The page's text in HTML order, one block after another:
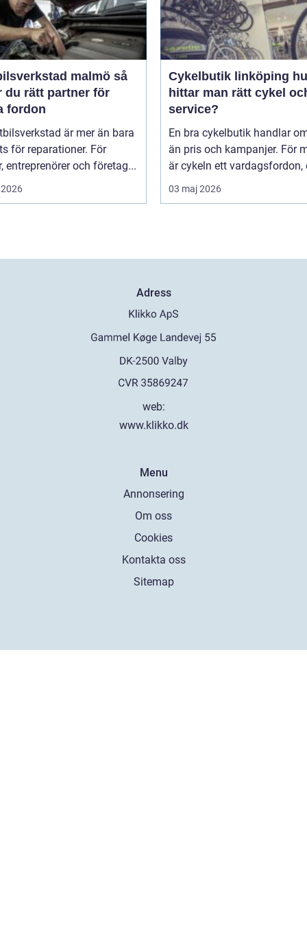
malmö så
du rätt partner för
fordon
är mer än bara
för reparationer. För
entreprenörer och företag...
Cykelbutik linköping hur
hittar man rätt cykel
service?
En bra cykelbutik handlar
än pris och kampanjer. För
är cykeln ett vardagsfordon,
03 maj 2026
Adress
web:
www.klikko.dk
Menu
Annonsering
Om oss
Cookies
Kontakta oss
Sitemap